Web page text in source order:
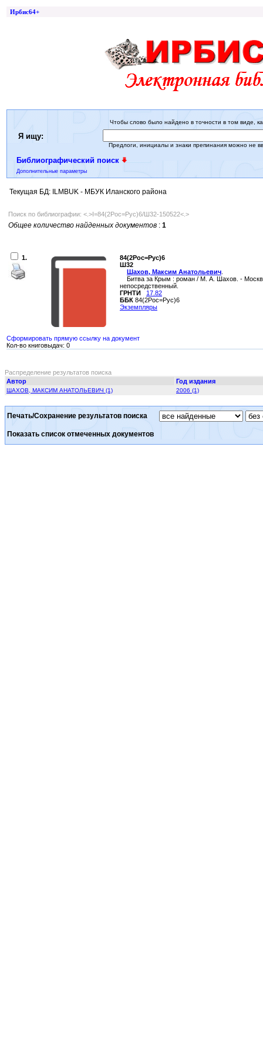
Ирбис64+
Я ищу:
Чтобы слово было найдено в точности в том виде,
Предлоги, инициалы и знаки препинания можно не
Библиографический поиск
Дополнительные параметры
Текущая БД: ILMBUK - МБУК Иланского района
Поиск по библиографии: <.>I=84(2Рос=Рус)6/Ш32-150522<.>
Общее количество найденных документов : 1
1.
84(2Рос=Рус)6
Ш32
Шахов, Максим Анатольевич
Битва за Крым : роман / М. А. Шахов. -
непосредственный.
ГРНТИ
17.82
ББК 84(2Рос=Рус)6
Экземпляры
Сформировать прямую ссылку на документ
Кол-во книговыдач: 0
Распределение результатов поиска
Автор
Год издания
ШАХОВ, МАКСИМ АНАТОЛЬЕВИЧ (1) 2006 (1)
Печать/Сохранение результатов поиска
Показать список отмеченных документов